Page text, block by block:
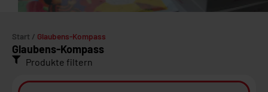
Start / Glaubens-Kompass
Glaubens-Kompass
Produkte filtern